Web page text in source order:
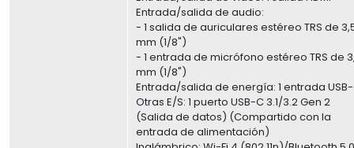
Entrada/salida de audio:
- 1 salida de auriculares estéreo TRS de
mm (1/8")
- 1 entrada de micrófono estéreo TRS de
mm (1/8")
Entrada/salida de energía: 1 entrada
Otras E/S: 1 puerto USB-C 3.1/3.2 Gen 2
(Salida de datos) (Compartido con la
entrada de alimentación)